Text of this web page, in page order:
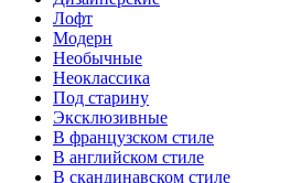
Лофт
Модерн
Необычные
Неоклассика
Под старину
Эксклюзивные
В французском стиле
В английском стиле
В скандинавском стиле